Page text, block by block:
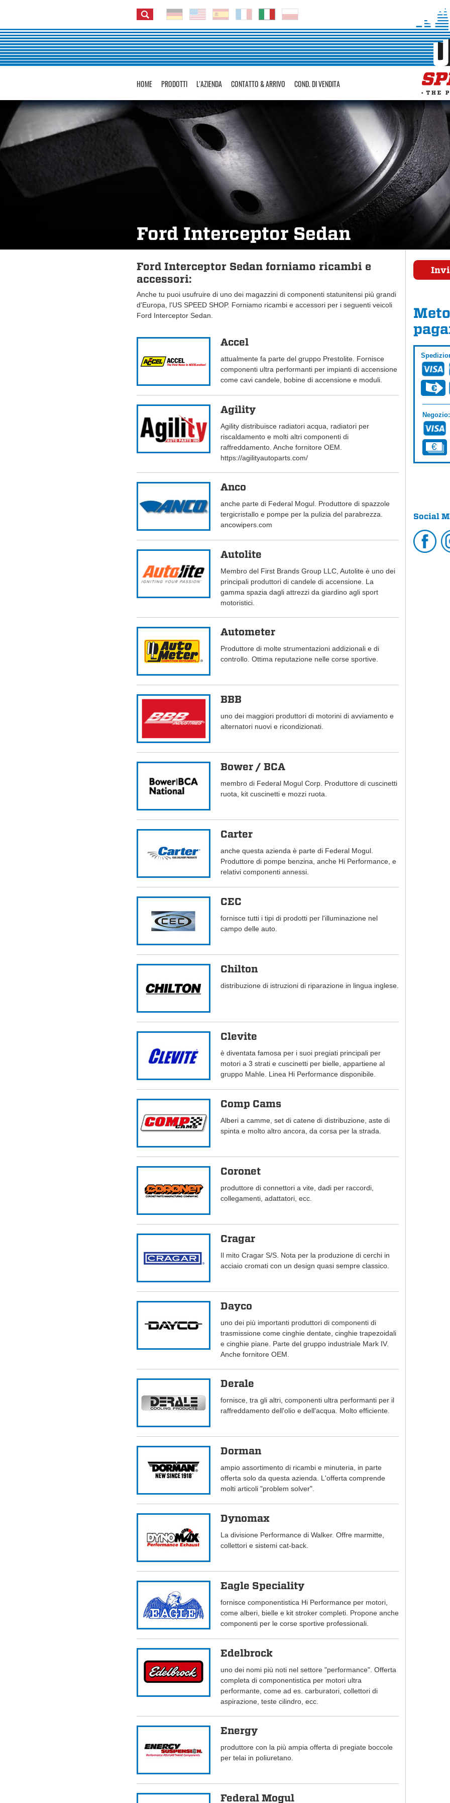
HOME PRODOTTI L'AZIENDA CONTATTO & ARRIVO COND. DI VENDITA
Ford Interceptor Sedan
Ford Interceptor Sedan forniamo ricambi e
accessori:
Anche tu puoi usufruire di uno dei magazzini di componenti statunitensi più grandi
d'Europa, l'US SPEED SHOP. Forniamo ricambi e accessori per i seguenti veicoli
Ford Interceptor Sedan.
Accel
attualmente fa parte del gruppo Prestolite. Fornisce
componenti ultra performanti per impianti di accensione
come cavi candele, bobine di accensione e moduli.
Agility
Agility distribuisce radiatori acqua, radiatori per
riscaldamento e molti altri componenti di
raffreddamento. Anche fornitore OEM.
https://agilityautoparts.com/
Anco
anche parte di Federal Mogul. Produttore di spazzole
tergicristallo e pompe per la pulizia del parabrezza.
ancowipers.com
Autolite
Membro del First Brands Group LLC, Autolite è uno dei
principali produttori di candele di accensione. La
gamma spazia dagli attrezzi da giardino agli sport
motoristici.
Autometer
Produttore di molte strumentazioni addizionali e di
controllo. Ottima reputazione nelle corse sportive.
BBB
uno dei maggiori produttori di motorini di avviamento e
alternatori nuovi e ricondizionati.
Bower / BCA
membro di Federal Mogul Corp. Produttore di cuscinetti
ruota, kit cuscinetti e mozzi ruota.
Carter
anche questa azienda è parte di Federal Mogul.
Produttore di pompe benzina, anche Hi Performance, e
relativi componenti annessi.
CEC
fornisce tutti i tipi di prodotti per l'illuminazione nel
campo delle auto.
Chilton
distribuzione di istruzioni di riparazione in lingua inglese.
Clevite
è diventata famosa per i suoi pregiati principali per
motori a 3 strati e cuscinetti per bielle, appartiene al
gruppo Mahle. Linea Hi Performance disponibile.
Comp Cams
Alberi a camme, set di catene di distribuzione, aste di
spinta e molto altro ancora, da corsa per la strada.
Coronet
produttore di connettori a vite, dadi per raccordi,
collegamenti, adattatori, ecc.
Cragar
Il mito Cragar S/S. Nota per la produzione di cerchi in
acciaio cromati con un design quasi sempre classico.
Dayco
uno dei più importanti produttori di componenti di
trasmissione come cinghie dentate, cinghie trapezoidali
e cinghie piane. Parte del gruppo industriale Mark IV.
Anche fornitore OEM.
Derale
fornisce, tra gli altri, componenti ultra performanti per il
raffreddamento dell'olio e dell'acqua. Molto efficiente.
Dorman
ampio assortimento di ricambi e minuteria, in parte
offerta solo da questa azienda. L'offerta comprende
molti articoli "problem solver".
Dynomax
La divisione Performance di Walker. Offre marmitte,
collettori e sistemi cat-back.
Eagle Speciality
fornisce componentistica Hi Performance per motori,
come alberi, bielle e kit stroker completi. Propone anche
componenti per le corse sportive professionali.
Edelbrock
uno dei nomi più noti nel settore "performance". Offerta
completa di componentistica per motori ultra
performante, come ad es. carburatori, collettori di
aspirazione, teste cilindro, ecc.
Energy
produttore con la più ampia offerta di pregiate boccole
per telai in poliuretano.
Federal Mogul
Negozio:
Social